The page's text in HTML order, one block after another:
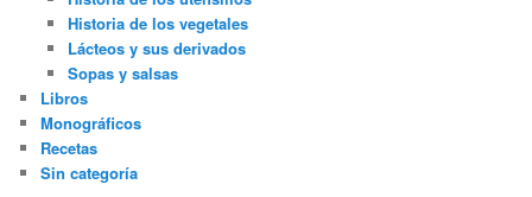
Historia de los vegetales
Lácteos y sus derivados
Sopas y salsas
Libros
Monográficos
Recetas
Sin categoría